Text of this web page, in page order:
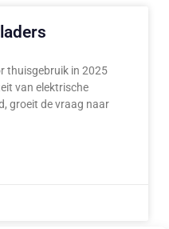
thuisgebruik in 2025
van elektrische
groeit de vraag naar